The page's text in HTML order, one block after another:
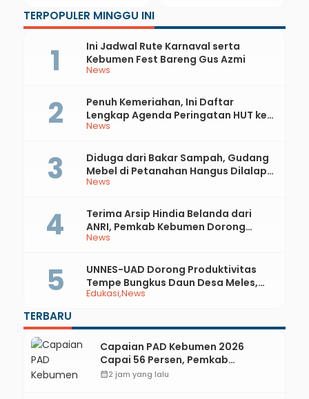
TERPOPULER MINGGU INI
News
Ini Jadwal Rute Karnaval serta
Kebumen Fest Bareng Gus Azmi
News
Penuh Kemeriahan, Ini Daftar
Lengkap Agenda Peringatan HUT ke-
81 RI dan Hari Jadi ke-397 Kabupaten
News
Diduga dari Bakar Sampah, Gudang
Mebel di Petanahan Hangus Dilalap
Api
News
Terima Arsip Hindia Belanda dari
ANRI, Pemkab Kebumen Dorong
Integrasi Sejarah, Geopark, dan
Edukasi News
UNNES-UAD Dorong Produktivitas
Tempe Bungkus Daun Desa Meles,
Bantu Mesin dan Pendampingan
TERBARU
Capaian PAD Kebumen 2026
Capai 56 Persen, Pemkab
Optimalkan Pajak dan Transaksi
calendar_month2 jam yang lalu